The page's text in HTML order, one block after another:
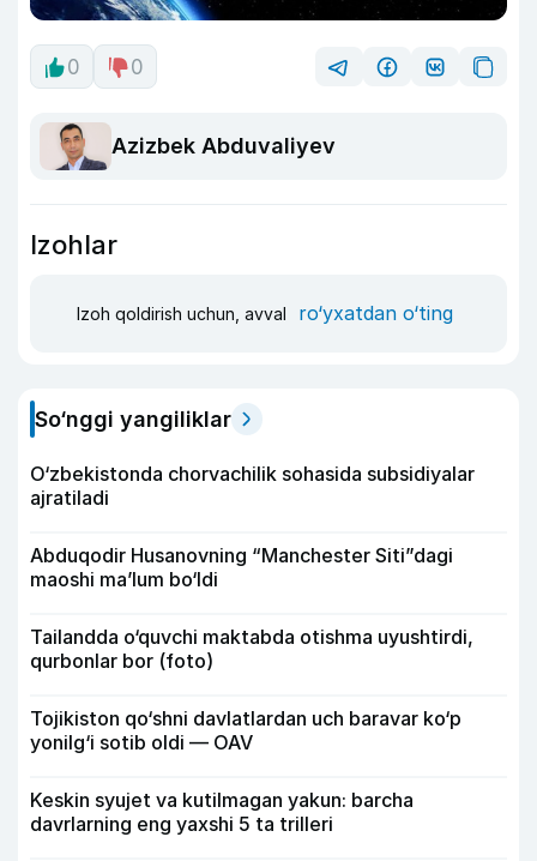
0 0
Azizbek Abduvaliyev
Izohlar
Izoh qoldirish uchun, avval ro‘yxatdan o‘ting
So‘nggi yangiliklar
O‘zbekistonda chorvachilik sohasida subsidiyalar
ajratiladi
Abduqodir Husanovning “Manchester Siti”dagi
maoshi ma’lum bo‘ldi
Tailandda o‘quvchi maktabda otishma uyushtirdi,
qurbonlar bor (foto)
Tojikiston qo‘shni davlatlardan uch baravar ko‘p
yonilg‘i sotib oldi — OAV
Keskin syujet va kutilmagan yakun: barcha
davrlarning eng yaxshi 5 ta trilleri